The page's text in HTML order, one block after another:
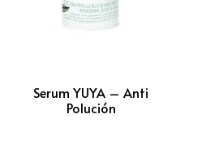
Serum YUYA – Anti
Polución